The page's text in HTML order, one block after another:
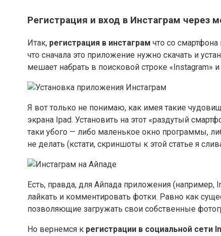
Регистрация и вход в Инстаграм через
Итак, регистрация в инстаграм что со
что сначала это приложение нужно скачать и
мешает набрать в поисковой строке «Instagram»
Я вот только не понимаю, как имея такие
экрана Ipad. Установить на этот «раздутый
таки убого — либо маленькое окно программы,
не делать (кстати, скриншоты к этой статье я
Есть, правда, для Айпада приложения (например,
лайкать и комментировать фотки. Равно как
позволяющие загружать свои собственные
Но вернемся к регистрации в социальной сети